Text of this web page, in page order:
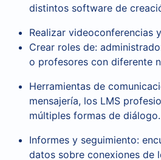
distintos software de
Realizar videoconferencias
Crear roles de:
o profesores con diferente
Herramientas de
mensajería, los LMS
múltiples formas de diálogo.
Informes y seguimiento:
datos sobre conexiones de